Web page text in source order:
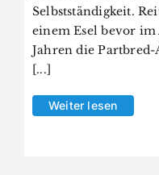
Selbstständigkeit.
einem Esel bevor im
Jahren die
[...]
Weiter lesen